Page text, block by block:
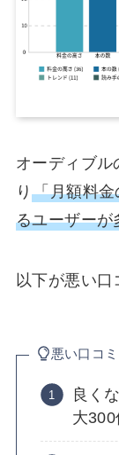
オーディブル
り「月額料
るユーザーが
以下が悪い口
悪い口コ
良く
大300